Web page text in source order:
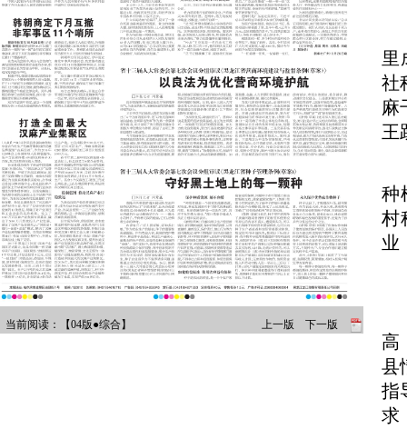
当前阅读：【04版●综合】 上一版 下一版
里
社
麻
王
种
村
业
高
县
指
求